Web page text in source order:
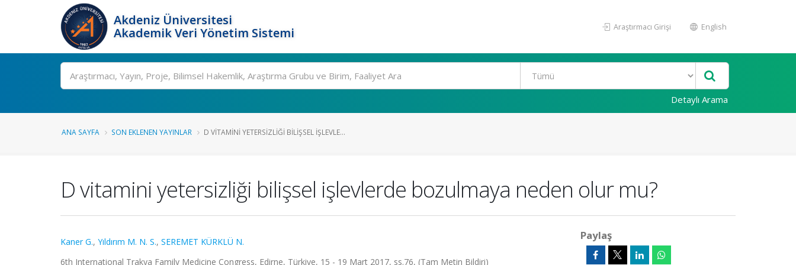
Akdeniz Üniversitesi
Akademik Veri Yönetim Sistemi
Araştırmacı Girişi English
Ara
Detaylı Arama
ANA SAYFA SON EKLENEN YAYINLAR D VITAMINI YETERSIZLIĞI BILIŞSEL IŞLEVLE...
D vitamini yetersizliği bilişsel işlevlerde bozulmaya neden olur mu?
Kaner G., Yıldırım M. N. S., SEREMET KÜRKLÜ N.
6th International Trakya Family Medicine Congress, Edirne, Türkiye, 15 - 19 Mart 2017, ss.76, (Tam Metin Bildiri)
Paylaş